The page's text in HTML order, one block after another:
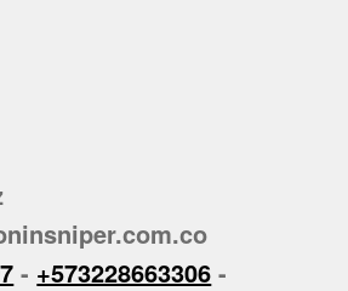
- +573228663306 -